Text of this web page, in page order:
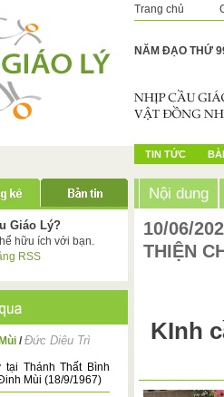
Trang chủ
NĂM ĐẠO THỨ
TIN TỨC
Giáo Lý?
hữu ích với bạn.
RSS
/Đức Diêu Trì
Thánh Thất Bình
Mùi (18/9/1967)
Nội dung
10/06/
THIỆN
KInh